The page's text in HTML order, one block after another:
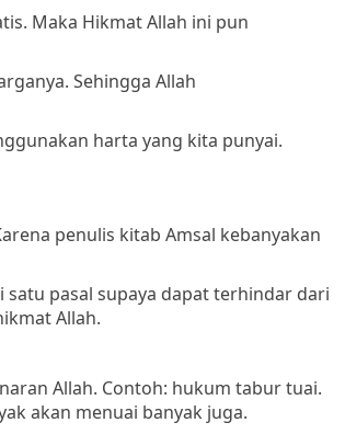
Maka Hikmat Allah ini pun
Sehingga Allah
harta yang kita punyai.
penulis kitab Amsal kebanyakan
pasal supaya dapat terhindar dari
Allah.
Allah. Contoh: hukum tabur tuai.
akan menuai banyak juga.